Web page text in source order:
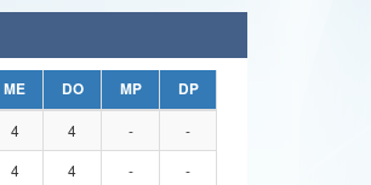
ME DO MP
DP
4 4 -
-
4 4 - -